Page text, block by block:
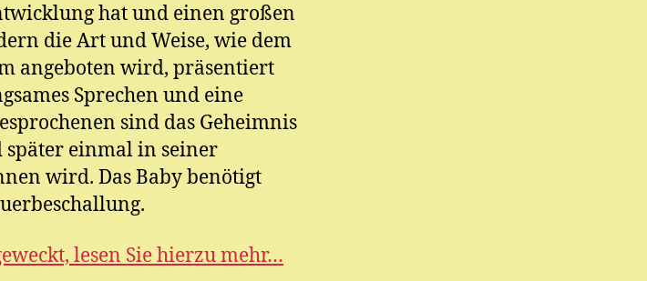
hat und einen großen
die Art und Weise, wie dem
angeboten wird, präsentiert
Sprechen und eine
sind das Geheimnis
einmal in seiner
wird. Das Baby benötigt
lesen Sie hierzu mehr…